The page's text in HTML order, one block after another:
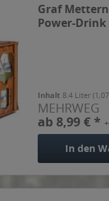
Graf
Power-Drink
Inhalt 8.4 Liter
MEHRWEG
ab 8,99 € *
In den